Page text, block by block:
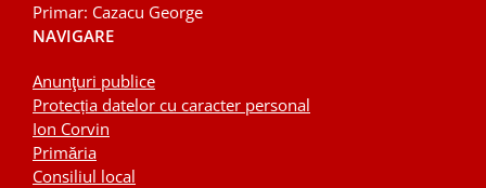
Primar: Cazacu George
NAVIGARE
Anunţuri publice
Protecția datelor cu caracter personal
Ion Corvin
Primăria
Consiliul local